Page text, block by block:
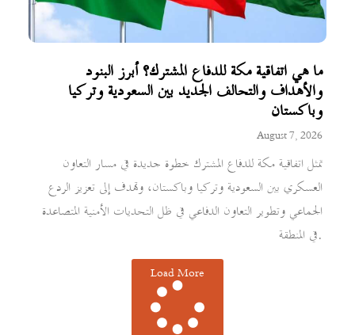
ما هي اتفاقية مكة للدفاع المشترك؟ أبرز البنود
والأهداف والتحالف الجديد بين السعودية وتركيا
وباكستان
August 7, 2026
تمثل اتفاقية مكة للدفاع المشترك خطوة جديدة في مسار التعاون
العسكري بين السعودية وتركيا وباكستان، وتهدف إلى تعزيز الردع
الجماعي وتطوير التعاون الدفاعي في ظل التحديات الأمنية المتصاعدة
في المنطقة.
Load More